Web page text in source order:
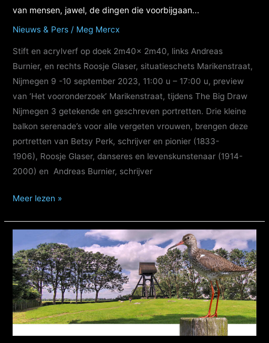
van mensen, jawel, de dingen die voorbijgaan...
Nieuws & Pers / Meg Mercx
Stift en acrylverf op doek 2m40x 2m40, links Andreas
Burnier, en rechts Roosje Glaser, situatieschets Marikenstraat,
Nijmegen 9 -10 september 2023, 11:00 u – 17:00 u, preview
van ‘Het vooronderzoek’ Marikenstraat, tijdens The Big Draw
Nijmegen 3 getekende en geschreven portretten. Drie kleine
balkon serenade’s voor alle vergeten vrouwen, brengen deze
portretten van Betsy Perk, schrijver en pionier (1833-
1906), Roosje Glaser, danseres en levenskunstenaar (1914-
2000) en Andreas Burnier, schrijver
ARt
KUnst
Balkonserenades
van
mensen,
jawel,
de
dingen
Meer lezen »